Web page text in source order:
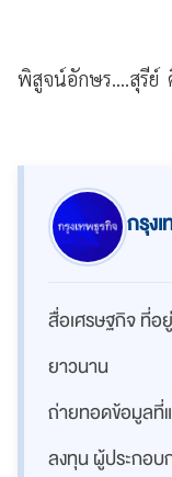
พิสูจน์อักษร....สุรีย์
กรุง
สื่อเศรษฐกิจ ที่อ
ยาวนาน
ถ่ายทอดข้อมูลที่
ลงทุน ผู้ประกอบ